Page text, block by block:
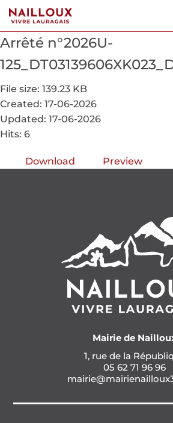
Arrêté n°2026U-
File size: 139.23 KB
Created: 17-06-2026
Updated: 17-06-2026
Hits: 6
Download Preview
Mairie de
1, rue de la
05 62 71 96 96